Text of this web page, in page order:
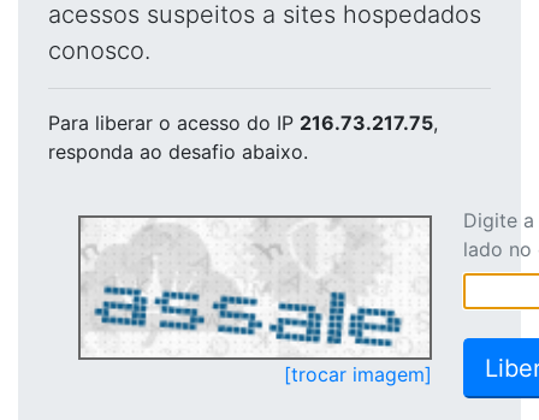
acessos suspeitos a sites hospedados
conosco.
Para liberar o acesso do IP 216.73.217.75,
responda ao desafio abaixo.
[trocar imagem]
Digite
lado no